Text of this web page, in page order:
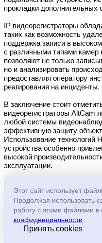
прокладки дополнительных
IP видеорегистраторы
таких как возможность
поддержка записи в
с различными типами камер
позволяют не только
но и анализировать
предоставляя оператору
реагирования на инциденты.
В заключение стоит
видеорегистраторы AltCam
любой системы
эффективную защиту
Использование технологий
устройства особенно
высокой
эксплуатации.
Компания Джи Ай Системз
Главная
О компании
Этот сайт использует
Продолжая использовать
работу с этими файлами в
конфиденциальности
Принять cookies